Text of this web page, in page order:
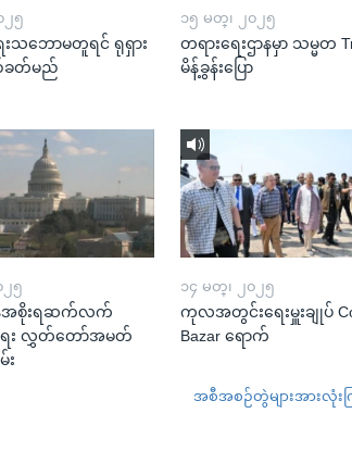
၂၅
သဘောမတူရင် ရုရှား
ခတ်မည်
၁၅ မတ္၊ ၂၀၂၅
တရားရေးဌာနမှာ သမ္မတ
မိန့်ခွန်းပြော
၂၅
အစိုးရဆက်လက်
း လွှတ်တော်အမတ်
း
၁၄ မတ္၊ ၂၀၂၅
ကုလအတွင်းရေးမှူးချုပ်
Bazar ရောက်
အစီအစဉ်တွဲများအားလုံး